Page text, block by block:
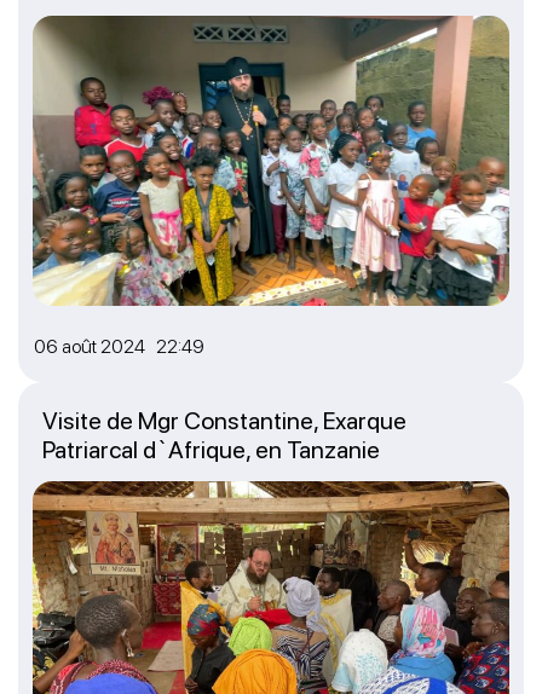
06 août 2024 22:49
Visite de Mgr Constantine, Exarque
Patriarcal d`Afrique, en Tanzanie